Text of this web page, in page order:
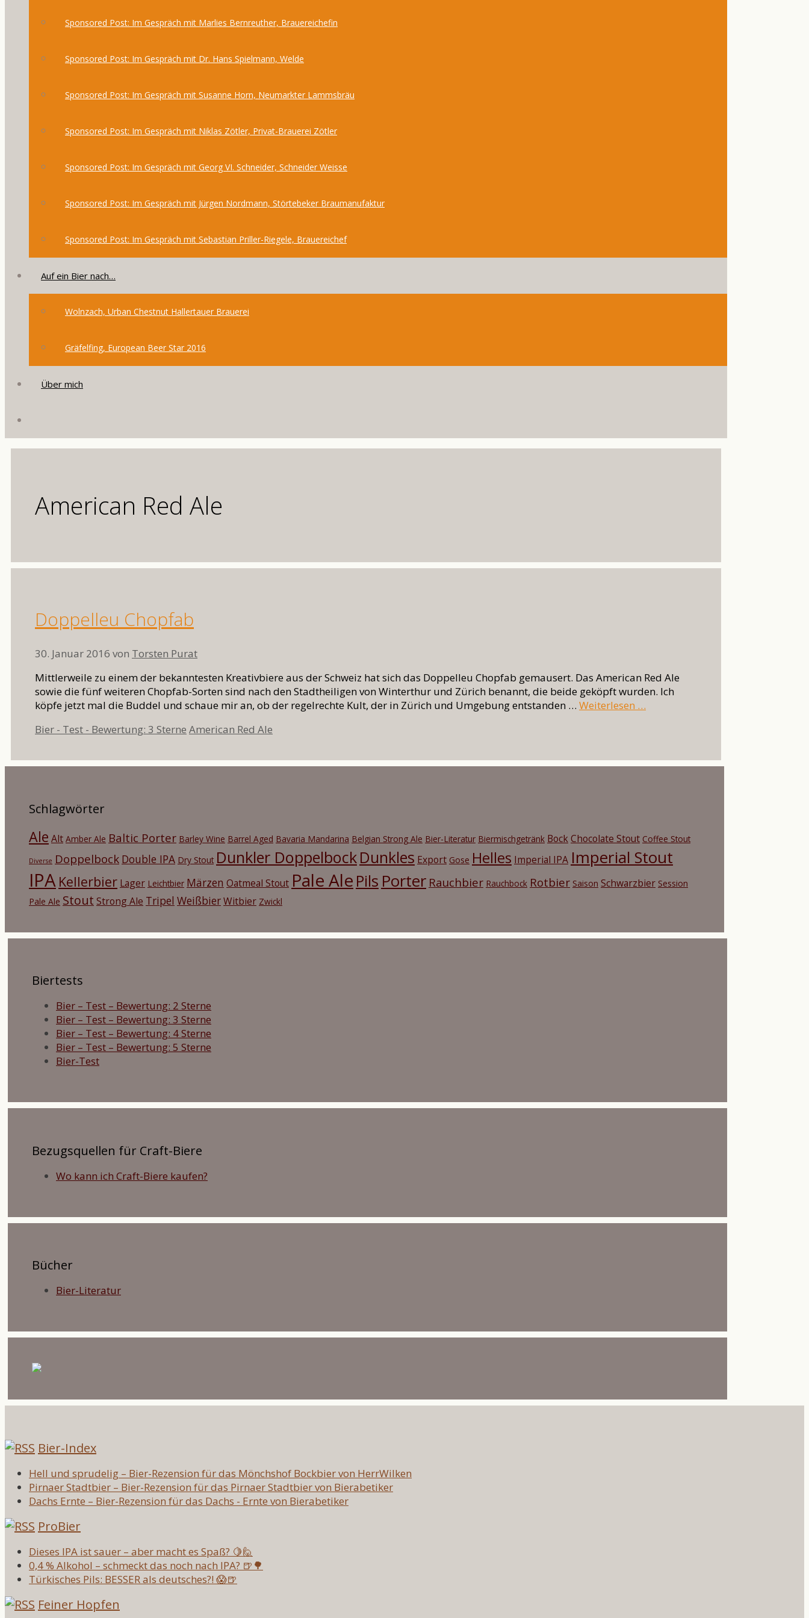
Sponsored Post: Im Gespräch mit Marlies Bernreuther, Brauereichefin
Sponsored Post: Im Gespräch mit Dr. Hans Spielmann, Welde
Sponsored Post: Im Gespräch mit Susanne Horn, Neumarkter Lammsbräu
Sponsored Post: Im Gespräch mit Niklas Zötler, Privat-Brauerei Zötler
Sponsored Post: Im Gespräch mit Georg VI. Schneider, Schneider Weisse
Sponsored Post: Im Gespräch mit Jürgen Nordmann, Störtebeker Braumanufaktur
Sponsored Post: Im Gespräch mit Sebastian Priller-Riegele, Brauereichef
Auf ein Bier nach…
Wolnzach, Urban Chestnut Hallertauer Brauerei
Gräfelfing, European Beer Star 2016
Über mich
American Red Ale
Doppelleu Chopfab
30. Januar 2016 von Torsten Purat
Mittlerweile zu einem der bekanntesten Kreativbiere aus der Schweiz hat sich das Doppelleu Chopfab gemausert. Das American Red Ale
sowie die fünf weiteren Chopfab-Sorten sind nach den Stadtheiligen von Winterthur und Zürich benannt, die beide geköpft wurden. Ich
köpfe jetzt mal die Buddel und schaue mir an, ob der regelrechte Kult, der in Zürich und Umgebung entstanden … Weiterlesen …
Kategorien
Bier - Test - Bewertung: 3 Sterne Schlagwörter
American Red Ale
Schlagwörter
Ale Alt Amber Ale Baltic Porter Barley Wine Barrel Aged Bavaria Mandarina Belgian Strong Ale Bier-Literatur Biermischgetränk BockChocolate Stout Coffee Stout
Diverse Doppelbock Double IPA Dry Stout Dunkler DoppelbockDunkles Export Gose Helles Imperial IPA Imperial Stout
IPA Kellerbier Lager Leichtbier Märzen Oatmeal Stout Pale Ale Pils Porter Rauchbier Rauchbock Rotbier Saison Schwarzbier Session
Pale Ale Stout Strong Ale Tripel WeißbierWitbier Zwickl
Biertests
Bier – Test – Bewertung: 2 Sterne
Bier – Test – Bewertung: 3 Sterne
Bier – Test – Bewertung: 4 Sterne
Bier – Test – Bewertung: 5 Sterne
Bier-Test
Bezugsquellen für Craft-Biere
Wo kann ich Craft-Biere kaufen?
Bücher
Bier-Literatur
Bier-Index
Hell und sprudelig – Bier-Rezension für das Mönchshof Bockbier von HerrWilken
Pirnaer Stadtbier – Bier-Rezension für das Pirnaer Stadtbier von Bierabetiker
Dachs Ernte – Bier-Rezension für das Dachs - Ernte von Bierabetiker
ProBier
Dieses IPA ist sauer – aber macht es Spaß? 🍋🙋
0,4 % Alkohol – schmeckt das noch nach IPA? 🍺🌳
Türkisches Pils: BESSER als deutsches?! 😱🍺
Feiner Hopfen